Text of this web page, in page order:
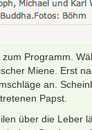
Programm.
Miene. Erst
an.
Papst.
über die Leber